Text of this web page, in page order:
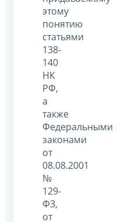
этому
понятию
статьями
138-
140
НК
РФ,
а
также
Федеральными
законами
от
08.08.2001
№
129-
ФЗ,
от